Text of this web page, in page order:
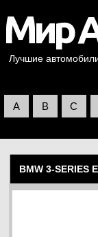
Лучшие
A B C
BMW 3-SERIES